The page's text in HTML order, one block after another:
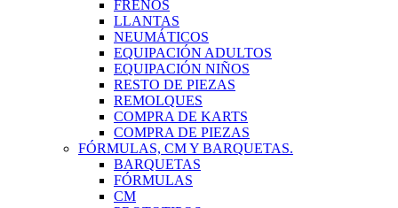
FRENOS
LLANTAS
NEUMÁTICOS
EQUIPACIÓN ADULTOS
EQUIPACIÓN NIÑOS
RESTO DE PIEZAS
REMOLQUES
COMPRA DE KARTS
COMPRA DE PIEZAS
FÓRMULAS, CM Y BARQUETAS.
BARQUETAS
FÓRMULAS
CM